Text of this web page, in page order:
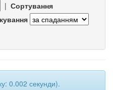
| Сортування
0.002 секунди).